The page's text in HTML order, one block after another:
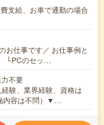
支給、お車で通勤の場合
お仕事です／ お仕事例と
└PCのセッ…
不要
験、業界経験、資格は
内容は不問）▼…